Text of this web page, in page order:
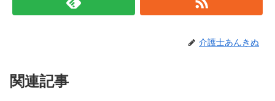
介護士あんきぬ
関連記事